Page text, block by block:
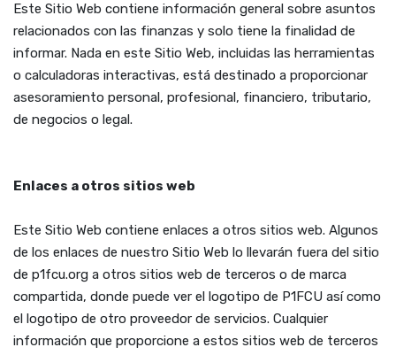
Este Sitio Web contiene información general sobre asuntos
relacionados con las finanzas y solo tiene la finalidad de
informar. Nada en este Sitio Web, incluidas las herramientas
o calculadoras interactivas, está destinado a proporcionar
asesoramiento personal, profesional, financiero, tributario,
de negocios o legal.
Enlaces a otros sitios web
Este Sitio Web contiene enlaces a otros sitios web. Algunos
de los enlaces de nuestro Sitio Web lo llevarán fuera del sitio
de p1fcu.org a otros sitios web de terceros o de marca
compartida, donde puede ver el logotipo de P1FCU así como
el logotipo de otro proveedor de servicios. Cualquier
información que proporcione a estos sitios web de terceros